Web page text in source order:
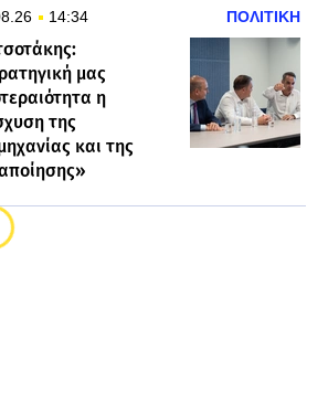
14:34 ΠΟΛΙΤΙΚΗ
μας
η
της
και της